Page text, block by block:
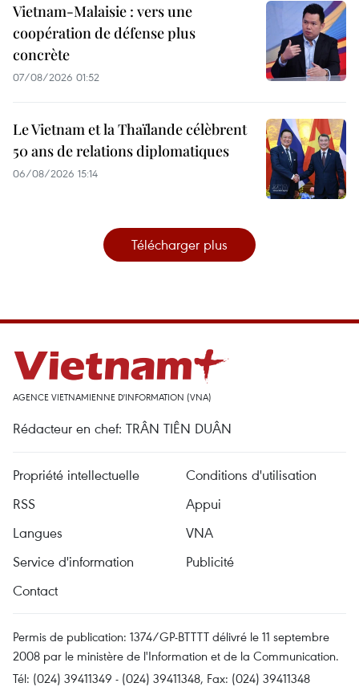
Vietnam-Malaisie : vers une
coopération de défense plus
concrète
07/08/2026 01:52
Le Vietnam et la Thaïlande célèbrent
50 ans de relations diplomatiques
06/08/2026 15:14
Télécharger plus
AGENCE VIETNAMIENNE D'INFORMATION (VNA)
Rédacteur en chef: TRÂN TIÊN DUÂN
Propriété intellectuelle
Conditions d'utilisation
RSS
Appui
Langues
VNA
Service d'information
Publicité
Contact
Permis de publication: 1374/GP-BTTTT délivré le 11 septembre
2008 par le ministère de l'Information et de la Communication.
Tél: (024) 39411349 - (024) 39411348, Fax: (024) 39411348